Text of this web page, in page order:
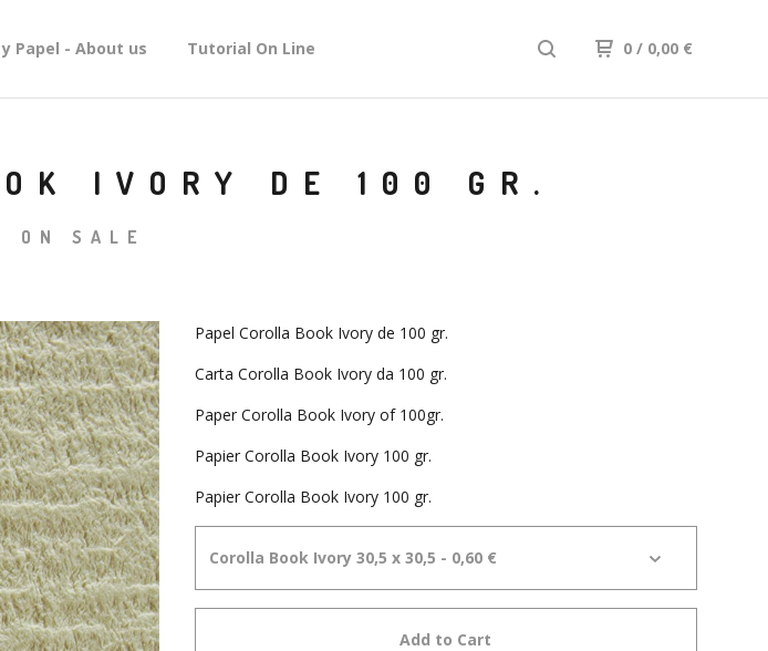
Papel - About us Tutorial On Line 0 / 0,00 €
IVORY DE 100 GR.
ON SALE
Papel Corolla Book Ivory de 100 gr.
Carta Corolla Book Ivory da 100 gr.
Paper Corolla Book Ivory of 100gr.
Papier Corolla Book Ivory 100 gr.
Papier Corolla Book Ivory 100 gr.
Add to Cart